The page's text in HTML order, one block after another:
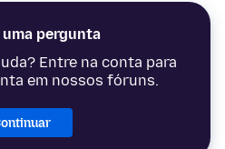
uma pergunta
Entre na conta para
em nossos fóruns.